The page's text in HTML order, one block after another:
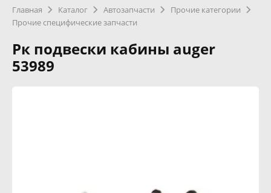
Главная Каталог Автозапчасти
Прочие категории
Прочие специфические запчасти
Рк подвески кабины auger
53989